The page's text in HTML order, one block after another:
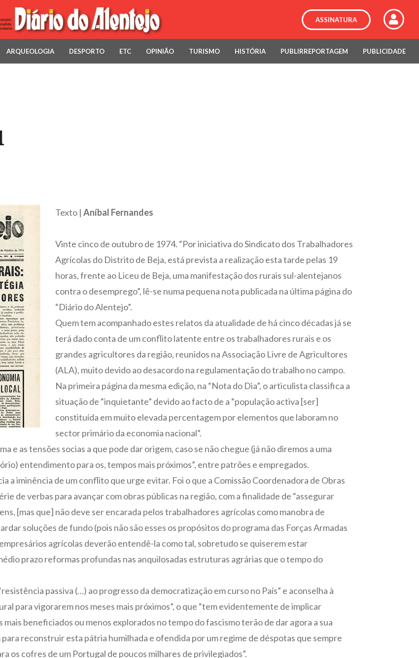
ASSINATURA
ARQUEOLOGIA DESPORTO ETC OPINIÃO TURISMO HISTÓRIA PUBLIRREPORTAGEM PUBLICIDADE
Texto | Aníbal Fernandes
Vinte cinco de outubro de 1974. “Por iniciativa do Sindicato dos Trabalhadores
Agrícolas do Distrito de Beja, está prevista a realização esta tarde pelas 19
horas, frente ao Liceu de Beja, uma manifestação dos rurais sul-alentejanos
contra o desemprego”, lê-se numa pequena nota publicada na última página do
“Diário do Alentejo”.
Quem tem acompanhado estes relatos da atualidade de há cinco décadas já se
terá dado conta de um conflito latente entre os trabalhadores rurais e os
grandes agricultores da região, reunidos na Associação Livre de Agricultores
(ALA), muito devido ao desacordo na regulamentação do trabalho no campo.
Na primeira página da mesma edição, na “Nota do Dia”, o articulista classifica a
situação de “inquietante” devido ao facto de a “população activa [ser]
constituída em muito elevada percentagem por elementos que laboram no
sector primário da economia nacional”.
e as tensões socias a que pode dar origem, caso se não chegue (já não diremos a uma
entendimento para os, tempos mais próximos”, entre patrões e empregados.
a iminência de um conflito que urge evitar. Foi o que a Comissão Coordenadora de Obras
de verbas para avançar com obras públicas na região, com a finalidade de “assegurar
[mas que] não deve ser encarada pelos trabalhadores agrícolas como manobra de
soluções de fundo (pois não são esses os propósitos do programa das Forças Armadas
agrícolas deverão entendê-la como tal, sobretudo se quiserem estar
prazo reformas profundas nas anquilosadas estruturas agrárias que o tempo do
passiva (…) ao progresso da democratização em curso no País” e aconselha à
para vigorarem nos meses mais próximos”, o que “tem evidentemente de implicar
mais beneficiados ou menos explorados no tempo do fascismo terão de dar agora a sua
reconstruir esta pátria humilhada e ofendida por um regime de déspotas que sempre
os cofres de um Portugal de poucos milhares de privilegiados”.